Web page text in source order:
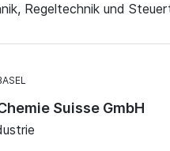
Regeltechnik und
Suisse GmbH